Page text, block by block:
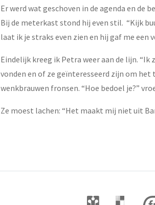
Er werd wat geschoven in de agenda en de
Bij de meterkast stond hij even stil. “Kijk
laat ik je straks even zien en hij gaf me een
Eindelijk kreeg ik Petra weer aan de lijn. “Ik
vonden en of ze geïnteresseerd zijn om het
wenkbrauwen fronsen. “Hoe bedoel je?”
Ze moest lachen: “Het maakt mij niet uit